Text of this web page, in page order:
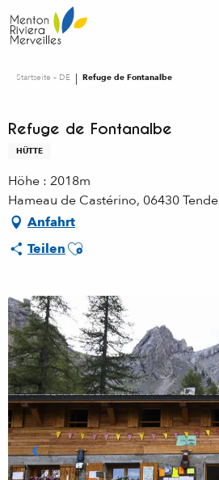
au
contenu
Startseite – DE Refuge de Fontanalbe
Refuge de Fontanalbe
HÜTTE
Höhe : 2018m
Hameau de Castérino, 06430 Tende
Anfahrt
TeilenAjouter aux favoris